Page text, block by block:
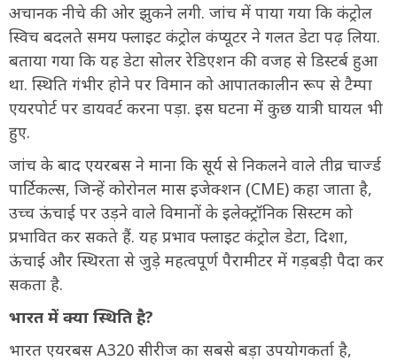
अचानक नीचे की ओर झुकने लगी. जांच में पाया गया कि कंट्रोल
स्विच बदलते समय फ्लाइट कंट्रोल कंप्यूटर ने गलत डेटा पढ़ लिया.
बताया गया कि यह डेटा सोलर रेडिएशन की वजह से डिस्टर्ब हुआ
था. स्थिति गंभीर होने पर विमान को आपातकालीन रूप से टैम्पा
एयरपोर्ट पर डायवर्ट करना पड़ा. इस घटना में कुछ यात्री घायल भी
हुए.
जांच के बाद एयरबस ने माना कि सूर्य से निकलने वाले तीव्र चार्ज्ड
पार्टिकल्स, जिन्हें कोरोनल मास इजेक्शन (CME) कहा जाता है,
उच्च ऊंचाई पर उड़ने वाले विमानों के इलेक्ट्रॉनिक सिस्टम को
प्रभावित कर सकते हैं. यह प्रभाव फ्लाइट कंट्रोल डेटा, दिशा,
ऊंचाई और स्थिरता से जुड़े महत्वपूर्ण पैरामीटर में गड़बड़ी पैदा कर
सकता है.
भारत में क्या स्थिति है?
भारत एयरबस A320 सीरीज का सबसे बड़ा उपयोगकर्ता है,